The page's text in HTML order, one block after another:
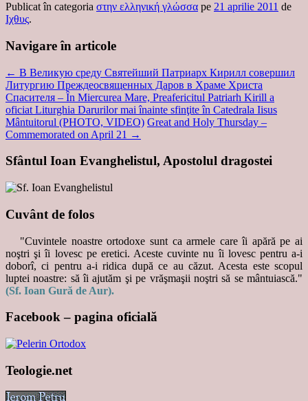
Publicat în categoria στην ελληνική γλώσσα pe 21 aprilie 2011 de
Ιχθυς.
Navigare în articole
← В Великую среду Святейший Патриарх Кирилл совершил
Литургию Преждеосвященных Даров в Храме Христа
Спасителя – În Miercurea Mare, Preafericitul Patriarh Kirill a
oficiat Liturghia Darurilor mai înainte sfinţite în Catedrala Iisus
Mântuitorul (PHOTO, VIDEO) Great and Holy Thursday –
Commemorated on April 21 →
Sfântul Ioan Evanghelistul, Apostolul dragostei
Cuvânt de folos
"Cuvintele noastre ortodoxe sunt ca armele care îi apără pe ai
noştri şi îi lovesc pe eretici. Aceste cuvinte nu îi lovesc pentru a-i
doborî, ci pentru a-i ridica după ce au căzut. Acesta este scopul
luptei noastre: să îi ajutăm şi pe vrăşmaşii noştri să se mântuiască."
(Sf. Ioan Gură de Aur).
Facebook – pagina oficială
Teologie.net